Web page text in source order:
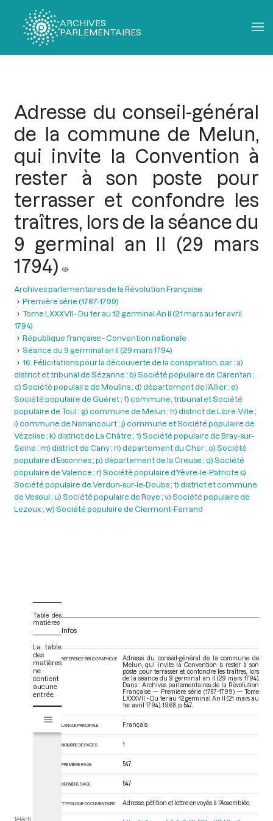
ARCHIVES
PARLEMENTAIRES
Adresse du conseil-général
de la commune de Melun,
qui invite la Convention à
rester à son poste pour
terrasser et confondre les
traîtres, lors de la séance du
9 germinal an II (29 mars
1794)
Archives parlementaires de la Révolution Française
Première série (1787-1799)
Tome LXXXVII - Du 1er au 12 germinal An II (21 mars au 1er avril
1794)
République française - Convention nationale
Séance du 9 germinal an II (29 mars 1794)
16. Félicitations pour la découverte de la conspiration, par : a)
district et tribunal de Sézanne ; b) Société populaire de Carentan ;
c) Société populaire de Moulins ; d) département de l’Allier ; e)
Société populaire de Guéret ; f) commune, tribunal et Société
populaire de Toul ; g) commune de Melun ; h) district de Libre-Ville ;
i) commune de Nonancourt ; j) commune et Société populaire de
Vézelise ; k) district de La Châtre ; 1) Société populaire de Bray-sur-
Seine ; m) district de Cany ; n) département du Cher ; o) Société
populaire d’Essonnes ; p) département de la Creuse ; q) Société
populaire de Valence ; r) Société populaire d’Yèvre-le-Patriote s)
Société populaire de Verdun-sur-le-Doubs ; t) district et commune
de Vesoul ; u) Société populaire de Roye ; v) Société populaire de
Lezoux ; w) Société populaire de Clermont-Ferrand
Téléch
Table des
matières
La table
des
matières
ne
contient
aucune
entrée.
s
Infos
RÉFÉRENCE BIBLIOGRAPHIQUE
Adresse du conseil-général de la commune de
Melun, qui invite la Convention à rester à son
poste pour terrasser et confondre les traîtres, lors
de la séance du 9 germinal an II (29 mars 1794).
Dans : Archives parlementaires de la Révolution
Française — Première série (1787-1799) — Tome
LXXXVII - Du 1er au 12 germinal An II (21 mars au
1er avril 1794) . 1968. p. 547.
LANGUE PRINCIPALE Français
NOMBRE DE PAGES 1
PREMIÈRE PAGE 547
DERNIÈRE PAGE 547
TYPOLOGIE DOCUMENTAIRE Adresse, pétition et lettre envoyée à l’Assemblée